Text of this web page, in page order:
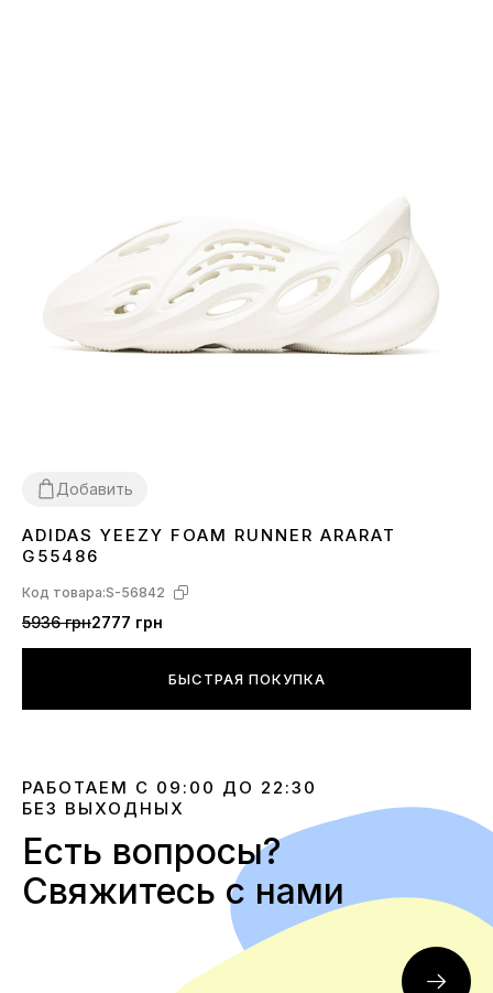
Добавить
41
ADIDAS YEEZY FOAM RUNNER ARARAT
G55486
Код товара:S-56842
5936 грн2777 грн
БЫСТРАЯ ПОКУПКА
РАБОТАЕМ С 09:00 ДО 22:30
БЕЗ ВЫХОДНЫХ
Есть вопросы?
Свяжитесь с нами